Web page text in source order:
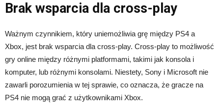
Brak wsparcia dla cross-play
Ważnym czynnikiem, który uniemożliwia grę między PS4 a
Xbox, jest brak wsparcia dla cross-play. Cross-play to możliwość
gry online między różnymi platformami, takimi jak konsola i
komputer, lub różnymi konsolami. Niestety, Sony i Microsoft nie
zawarli porozumienia w tej sprawie, co oznacza, że gracze na
PS4 nie mogą grać z użytkownikami Xbox.